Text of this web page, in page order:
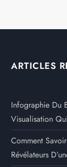
ARTICLES
Infographie Du
Visualisation
Comment
Révélateurs